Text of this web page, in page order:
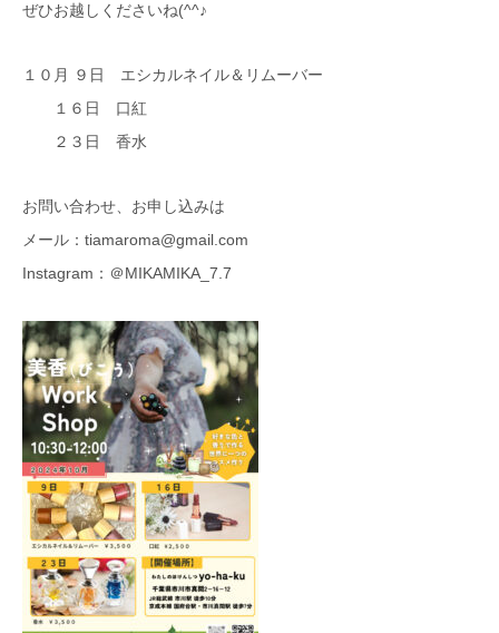
ぜひお越しくださいね(^^♪
１０月 ９日 エシカルネイル＆リムーバー
１６日 口紅
２３日 香水
お問い合わせ、お申し込みは
メール：tiamaroma@gmail.com
Instagram：＠MIKAMIKA_7.7